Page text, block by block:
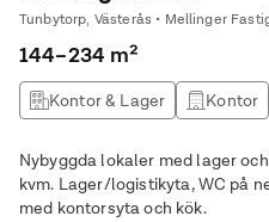
Tunbytorp, Västerås • Mellinger
144–234 m²
Kontor & Lager Kontor
Nybyggda lokaler med lager
kvm. Lager/logistikyta, WC på
med kontorsyta och kök.